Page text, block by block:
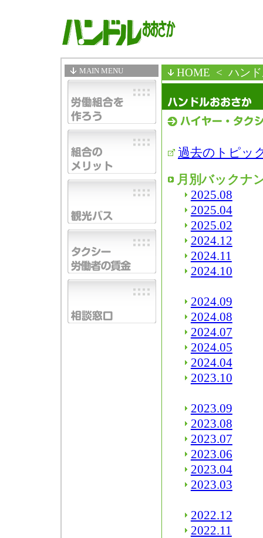
MAIN MENU HOME < ハン
過去のトピッ
月別バックナ
2025.08
2025.04
2025.02
2024.12
2024.11
2024.10
2024.09
2024.08
2024.07
2024.05
2024.04
2023.10
2023.09
2023.08
2023.07
2023.06
2023.04
2023.03
2022.12
2022.11